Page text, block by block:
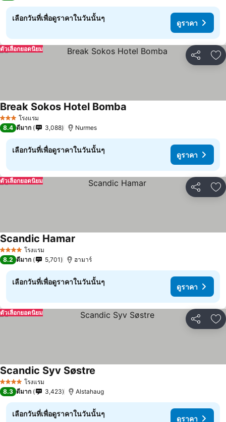
เลือกวันที่เพื่อดูราคาในวันนั้นๆ
ดูราคา
แชร์ เ
ตัวเลือกยอดนิยม
3 ดาว โรงแรม
Break Sokos Hotel Bomba
8.4 ดีมาก 3,088 Nurmes
เลือกวันที่เพื่อดูราคาในวันนั้นๆ
ดูราคา
แชร์ เ
ตัวเลือกยอดนิยม
4 ดาว โรงแรม
Scandic Hamar
8.2 ดีมาก 5,701 ฮามาร์
เลือกวันที่เพื่อดูราคาในวันนั้นๆ
ดูราคา
แชร์ เ
ตัวเลือกยอดนิยม
4 ดาว โรงแรม
Scandic Syv Søstre
8.3 ดีมาก 3,423 Alstahaug
เลือกวันที่เพื่อดูราคาในวันนั้นๆ
ดูราคา